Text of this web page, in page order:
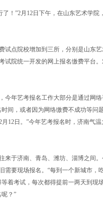
”2月12日下午，在山东艺术学院
点院校增加到三所，分别是山东
试院统一开发的网上报名缴费平台
年艺考报名工作大部分是通过网络
间，或者因为网络缴费不成功等问
12日。”今年艺考报名时，济南气
于济南、青岛、潍坊、淄博之间。
需要现场报名。“每到一个新城市，
着考试，每次都得提前一两天到现
？”